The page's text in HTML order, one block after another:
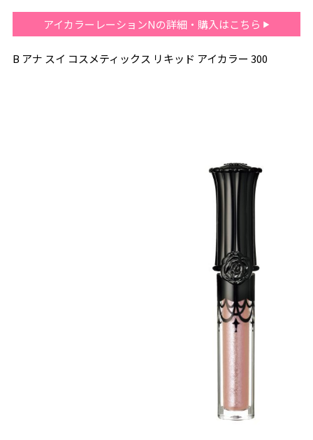
アイカラーレーションNの詳細・購入はこちら
B アナ スイ コスメティックス リキッド アイカラー 300